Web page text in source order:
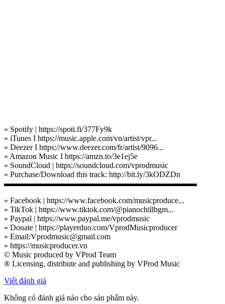
» Spotify | https://spoti.fi/377Fy9k
» iTunes I https://music.apple.com/vn/artist/vpr...
» Deezer I https://www.deezer.com/fr/artist/9096...
» Amazon Music I https://amzn.to/3e1ej5e
» SoundCloud | https://soundcloud.com/vprodmusic
» Purchase/Download this track: http://bit.ly/3kODZDn
▬▬▬▬▬▬▬▬▬▬▬▬▬▬▬▬▬▬▬▬▬▬▬▬
» Facebook | https://www.facebook.com/musicproduce...
» TikTok | https://www.tiktok.com/@pianochillbgm...
» Paypal | https://www.paypal.me/vprodmusic
» Donate | https://playerduo.com/VprodMusicproducer
» Email:Vprodmusic@gmail.com
» https://musicproducer.vn
© Music produced by VProd Team
® Licensing, distribute and publishing by VProd Music
Viết đánh giá
Không có đánh giá nào cho sản phẩm này.